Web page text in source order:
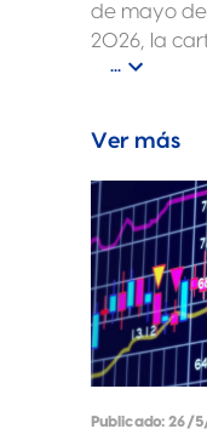
de mayo
2026, la
desarrollo
Costa Rica,
cuadrados.
...
Ver más
Publicado:26/